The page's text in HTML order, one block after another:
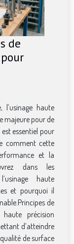
de
l’usinage haute
majeure pour de
essentiel pour
comment cette
et la
dans les
haute
et pourquoi il
de
haute précision
d’atteindre
de surface